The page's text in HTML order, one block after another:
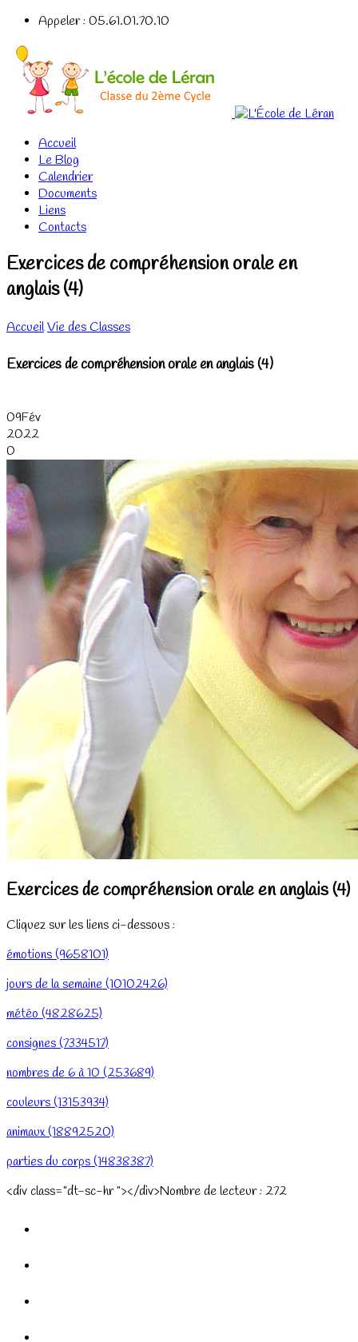
Appeler : 05.61.01.70.10
Accueil
Le Blog
Calendrier
Documents
Liens
Contacts
Exercices de compréhension orale en
anglais (4)
AccueilVie des Classes
Exercices de compréhension orale en anglais (4)
09Fév
2022
0
Exercices de compréhension orale en anglais (4)
Cliquez sur les liens ci-dessous :
émotions (9658101)
jours de la semaine (10102426)
météo (4828625)
consignes (7334517)
nombres de 6 à 10 (253689)
couleurs (13153934)
animaux (18892520)
parties du corps (14838387)
<div class="dt-sc-hr "></div>Nombre de lecteur : 272